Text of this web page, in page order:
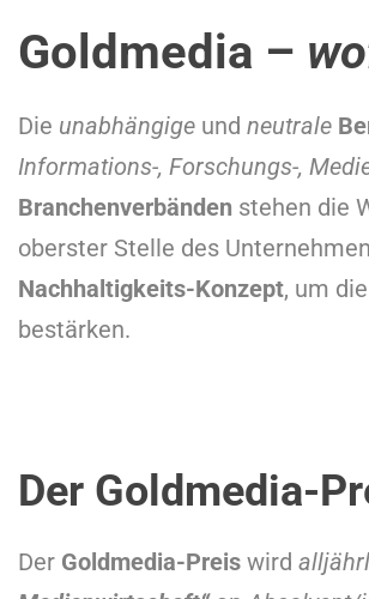
Goldmedia –
Die unabhängige und neutrale
Informations-, Forschungs-,
Branchenverbänden stehen die
oberster Stelle des
Nachhaltigkeits-Konzept, um
bestärken.
Der Goldmedia-
Der Goldmedia-Preis wird